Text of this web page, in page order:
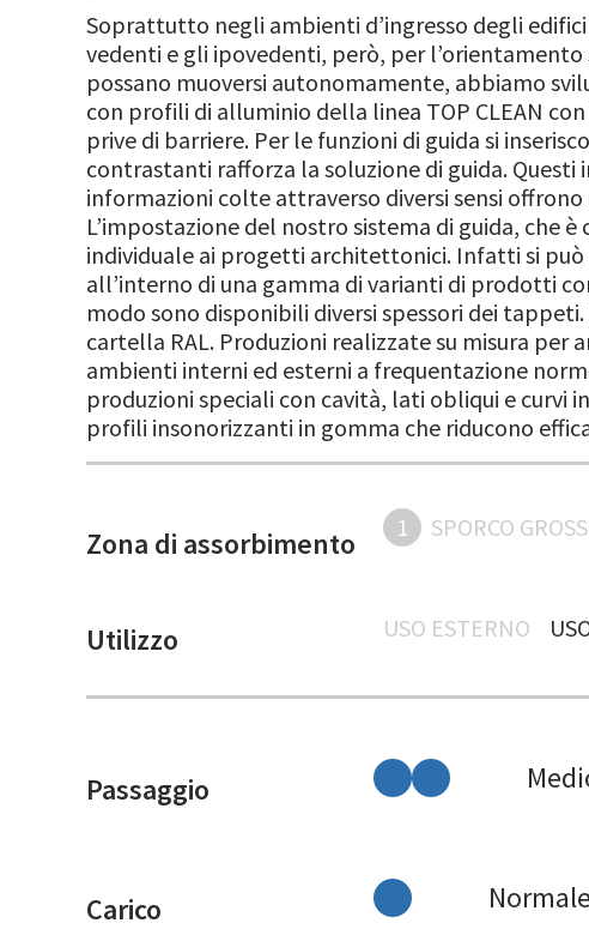
Soprattutto negli ambienti d’ingresso degli
vedenti e gli ipovedenti, però, per
possano muoversi autonomamente, abbiamo
con profili di alluminio della linea TOP CLEAN
prive di barriere. Per le funzioni di guida si
contrastanti rafforza la soluzione di guida.
informazioni colte attraverso diversi sensi
L’impostazione del nostro sistema di guida, che
individuale ai progetti architettonici. Infatti si può
all’interno di una gamma di varianti di prodotti
modo sono disponibili diversi spessori dei
cartella RAL. Produzioni realizzate su misura per
ambienti interni ed esterni a frequentazione
produzioni speciali con cavità, lati obliqui e curvi
profili insonorizzanti in gomma che riducono
Zona di assorbimento 1 SPORCO
Utilizzo USO ESTERNO
Passaggio
Carico Normale